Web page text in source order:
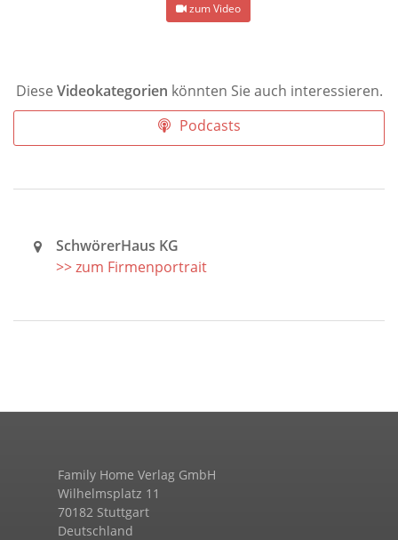
zum Video
Diese Videokategorien könnten Sie auch interessieren.
Podcasts
SchwörerHaus KG
>> zum Firmenportrait
Family Home Verlag GmbH
Wilhelmsplatz 11
70182 Stuttgart
Deutschland